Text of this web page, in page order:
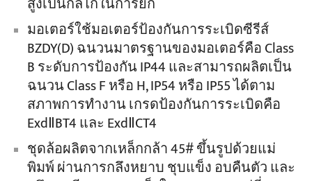
มอเตอร์ใช้มอเตอร์ป้องกันการระเบิดซีรีส์
BZDY(D) ฉนวนมาตรฐานของมอเตอร์คือ Class
B ระดับการป้องกัน IP44 และสามารถผลิตเป็น
ฉนวน Class F หรือ H, IP54 หรือ IP55 ได้ตาม
สภาพการทำงาน เกรดป้องกันการระเบิดคือ
ExdⅡBT4 และ ExdⅡCT4
ชุดล้อผลิตจากเหล็กกล้า 45# ขึ้นรูปด้วยแม่
พิมพ์ ผ่านการกลึงหยาบ ชุบแข็ง อบคืนตัว และ